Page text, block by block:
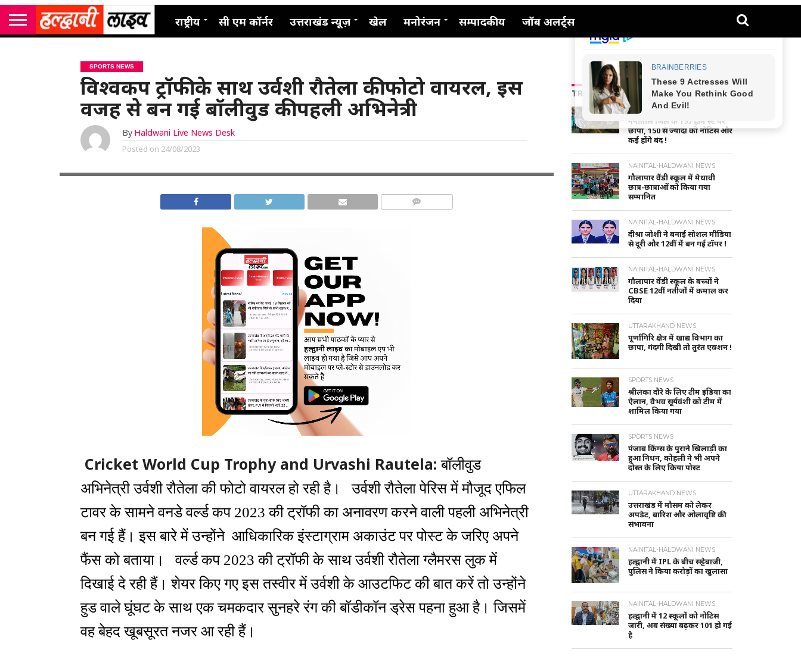
राष्ट्रीय सी एम कॉर्नर उत्तराखंड न्यूज़ खेल मनोरंजन सम्पादकीय जॉब अलर्ट्स
SPORTS NEWS
विश्वकप ट्रॉफी के साथ उर्वशी रौतेला की फोटो वायरल, इस
वजह से बन गई बॉलीवुड की पहली अभिनेत्री
By Haldwani Live News Desk
Posted on 24/08/2023
Cricket World Cup Trophy and Urvashi Rautela: बॉलीवुड
अभिनेत्री उर्वशी रौतेला की फोटो वायरल हो रही है। उर्वशी रौतेला पेरिस में मौजूद एफिल
टावर के सामने वनडे वर्ल्ड कप 2023 की ट्रॉफी का अनावरण करने वाली पहली अभिनेत्री
बन गई हैं। इस बारे में उन्होंने आधिकारिक इंस्टाग्राम अकाउंट पर पोस्ट के जरिए अपने
फैंस को बताया। वर्ल्ड कप 2023 की ट्रॉफी के साथ उर्वशी रौतेला ग्लैमरस लुक में
दिखाई दे रही हैं। शेयर किए गए इस तस्वीर में उर्वशी के आउटफिट की बात करें तो उन्होंने
हुड वाले घूंघट के साथ एक चमकदार सुनहरे रंग की बॉडीकॉन ड्रेस पहना हुआ है। जिसमें
वह बेहद खूबसूरत नजर आ रही हैं।
TRENDING NEWS
UTTARAKHAND NEWS
नैनीताल जिले के 197 होम स्टे पर
छापा, 150 से ज्यादा को नोटिस और
कई होंगे बंद !
NAINITAL-HALDWANI NEWS
गौलापार वैंडी स्कूल में मेधावी
छात्र-छात्राओं को किया गया
सम्मानित
NAINITAL-HALDWANI NEWS
दीश्रा जोशी ने बनाई सोशल मीडिया
से दूरी और 12वीं में बन गई टॉपर !
NAINITAL-HALDWANI NEWS
गौलापार वेंडी स्कूल के बच्चों ने
CBSE 12वीं नतीजों में कमाल कर
दिया
UTTARAKHAND NEWS
पूर्णागिरि क्षेत्र में खाद्य विभाग का
छापा, गंदगी दिखी तो तुरंत एक्शन !
SPORTS NEWS
श्रीलंका दौरे के लिए टीम इंडिया का
ऐलान, वैभव सूर्यवंशी को टीम में
शामिल किया गया
SPORTS NEWS
पंजाब किंग्स के पुराने खिलाड़ी का
हुआ निधन, कोहली ने भी अपने
दोस्त के लिए किया पोस्ट
UTTARAKHAND NEWS
उत्तराखंड में मौसम को लेकर
अपडेट, बारिश और ओलावृष्टि की
संभावना
NAINITAL-HALDWANI NEWS
हल्द्वानी में IPL के बीच सट्टेबाजी,
पुलिस ने किया करोड़ों का खुलासा
NAINITAL-HALDWANI NEWS
हल्द्वानी में 12 स्कूलों को नोटिस
जारी, अब संख्या बढ़कर 101 हो गई
है